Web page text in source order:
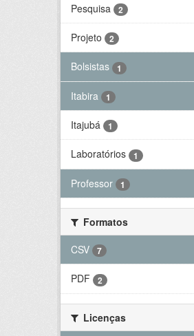
Pesquisa
2
Projeto 2
Bolsistas 1
Itabira 1
Itajubá 1
Laboratórios 1
Professor 1
Formatos
CSV
7
PDF 2
Licenças